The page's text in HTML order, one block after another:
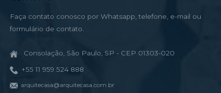
Faça contato conosco por Whatsapp, telefone, e-mail ou
formulário de contato.
Consolação, São Paulo, SP - CEP 01303-020
+55 11 959 524 888
arquitecasa@arquitecasa.com.br